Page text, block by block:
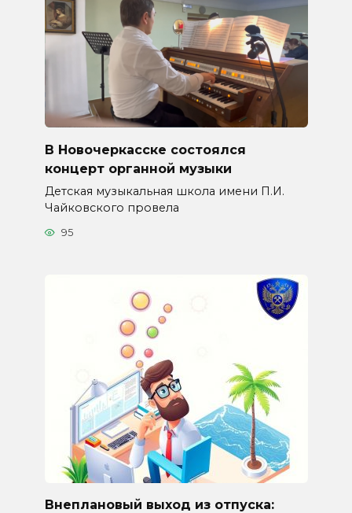
В Новочеркасске состоялся
концерт органной музыки
Детская музыкальная школа имени П.И.
Чайковского провела
95
Внеплановый выход из отпуска: